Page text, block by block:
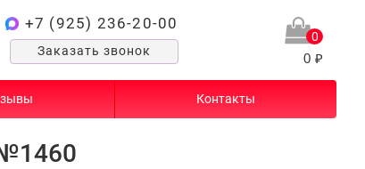
+7 (925) 236-20-00
Заказать звонок
0
0 ₽
Контакты